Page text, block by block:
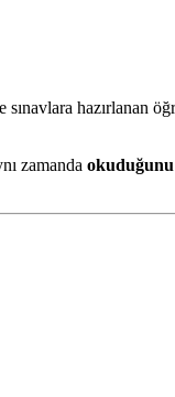
hazırlanan
zamanda